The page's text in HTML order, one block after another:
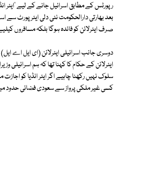
رپورٹس کے مطابق اسرائیل جانے کے لیے
بعد بھارتی دارالحکومت نئی دلی ایئرپورٹ
صرف ایئرلائن کو فائدہ ہوگا بلکہ
دوسری جانب اسرائیلی ایئرلائن (ای ایل اے
ایئرلائن کے حکام کا کہنا تھا کہ ہم
سلوک نہیں رکھنا چاہیے اگر ایئر انڈیا کو
کسی غیر ملکی پرواز سے سعودی فضائی حدود